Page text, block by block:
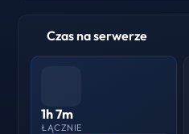
Czas na serwerze
1h 7m
ŁĄCZNIE